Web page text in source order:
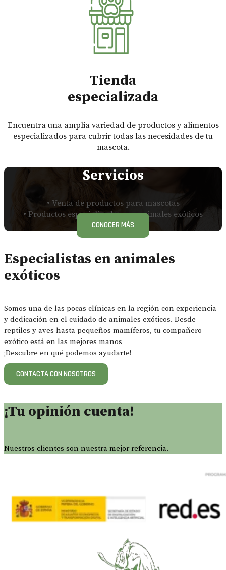
Tienda
especializada
Encuentra una amplia variedad de productos y alimentos
especializados para cubrir todas las necesidades de tu
mascota.
Servicios
• Venta de productos para mascotas
• Productos especializados par animales exóticos
CONOCER MÁS
Especialistas en animales
exóticos
Somos una de las pocas clínicas en la región con experiencia
y dedicación en el cuidado de animales exóticos. Desde
reptiles y aves hasta pequeños mamíferos, tu compañero
exótico está en las mejores manos
¡Descubre en qué podemos ayudarte!
CONTACTA CON NOSOTROS
¡Tu opinión cuenta!
Nuestros clientes son nuestra mejor referencia.